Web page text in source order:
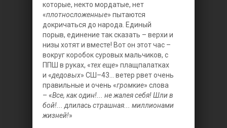
которые, некто мордатые, нет
«плотносложенные» пытаются
докричаться до народа. Единый
порыв, единение так сказать – верхи и
низы хотят и вместе! Вот он этот час –
вокруг коробок суровых мальчиков, с
ППШ в руках, «тех еще» плащпалатках
и «дедовых» СШ–43... ветер рвет очень
правильные и очень «громкие» слова
– «Все, как один!... не жалея себя! Шли в
бой!... длилась страшная... миллионами
жизней!»